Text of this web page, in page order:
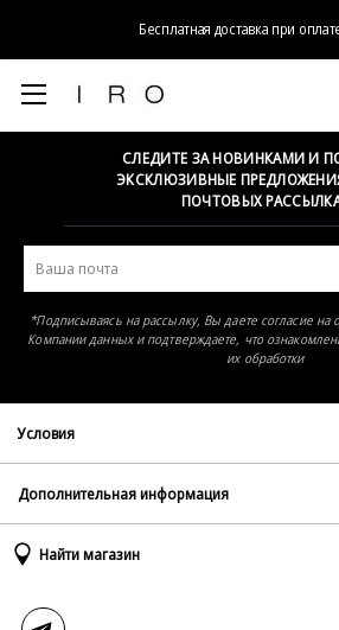
Бесплатная доставка при
Элемент не найден
СЛЕДИТЕ ЗА НОВИНКАМИ И
ЭКСКЛЮЗИВНЫЕ
ПОЧТОВЫХ
*Подписываясь на рассылку, Вы даете согласие на
Компании данных и подтверждаете, что
их обработки
Условия
Политика конфиденциальности
Оферта
Дополнительная информация
Доставка и оплата
Таблица размеров
Найти магазин